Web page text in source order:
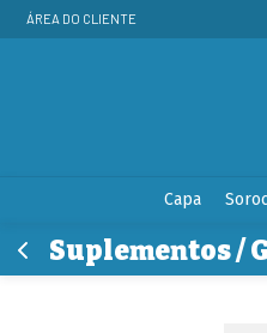
ÁREA DO CLIENTE
Capa
Suplementos /